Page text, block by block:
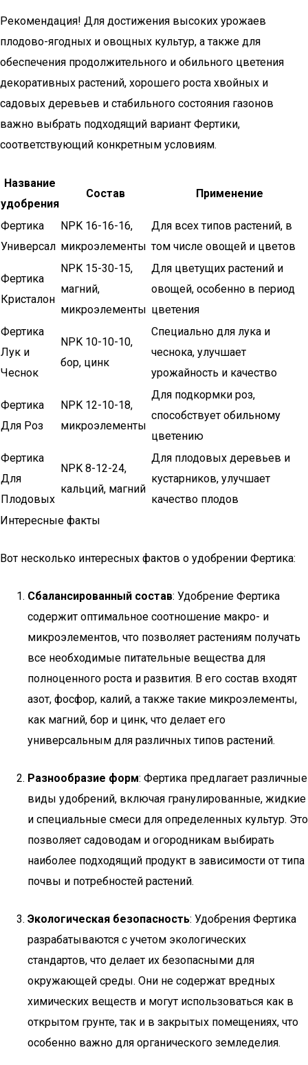
​Рекомендация! Для достижения высоких урожаев
плодово-ягодных и овощных культур, а также для
обеспечения продолжительного и обильного цветения
декоративных растений, хорошего роста хвойных и
садовых деревьев и стабильного состояния газонов
важно выбрать подходящий вариант Фертики,
соответствующий конкретным условиям.
Название
удобрения
Состав Применение
Фертика
Универсал
NPK 16-16-16,
микроэлементы
Для всех типов растений, в
том числе овощей и цветов
Фертика
Кристалон
NPK 15-30-15,
магний,
микроэлементы
Для цветущих растений и
овощей, особенно в период
цветения
Фертика
Лук и
Чеснок
NPK 10-10-10,
бор, цинк
Специально для лука и
чеснока, улучшает
урожайность и качество
Фертика
Для Роз
NPK 12-10-18,
микроэлементы
Для подкормки роз,
способствует обильному
цветению
Фертика
Для
Плодовых
NPK 8-12-24,
кальций, магний
Для плодовых деревьев и
кустарников, улучшает
качество плодов
Интересные факты
Вот несколько интересных фактов о удобрении Фертика:
Сбалансированный состав: Удобрение Фертика
содержит оптимальное соотношение макро- и
микроэлементов, что позволяет растениям получать
все необходимые питательные вещества для
полноценного роста и развития. В его состав входят
азот, фосфор, калий, а также такие микроэлементы,
как магний, бор и цинк, что делает его
универсальным для различных типов растений.
Разнообразие форм: Фертика предлагает различные
виды удобрений, включая гранулированные, жидкие
и специальные смеси для определенных культур. Это
позволяет садоводам и огородникам выбирать
наиболее подходящий продукт в зависимости от типа
почвы и потребностей растений.
Экологическая безопасность: Удобрения Фертика
разрабатываются с учетом экологических
стандартов, что делает их безопасными для
окружающей среды. Они не содержат вредных
химических веществ и могут использоваться как в
открытом грунте, так и в закрытых помещениях, что
особенно важно для органического земледелия.